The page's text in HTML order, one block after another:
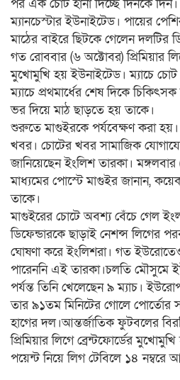
পর এক চোট হানা দিচ্ছে দিনকে
ম্যানচেস্টার ইউনাইটেড। পায়ের
মাঠের বাইরে ছিটকে গেলেন দলটির
গত রোববার (৬ অক্টোবর) প্রিমিয়ার
মুখোমুখি হয় ইউনাইটেড। ম্যাচে
ম্যাচে প্রথমার্ধের শেষ দিকে
ভর দিয়ে মাঠ ছাড়তে হয় তাকে।
শুরুতে মাগুইরকে পর্যবেক্ষণ করা
খবর। চোটের খবর সামাজিক
জানিয়েছেন ইংলিশ তারকা।
মাধ্যমের পোস্টে মাগুইর জানান,
তাকে।
মাগুইরের চোটে অবশ্য বেঁচে গেল
ডিফেন্ডারকে ছাড়াই নেশন্স লিগের
ঘোষণা করে ইংলিশরা। গত
পারেননি এই তারকা।চলতি মৌসুমে
পর্যন্ত তিনি খেলেছেন ৯ ম্যাচ।
তার ৯১তম মিনিটের গোলে পোর্তোর
হাগের দল।আন্তর্জাতিক ফুটবলের
প্রিমিয়ার লিগে ব্রেন্টফোর্ডের
পয়েন্ট নিয়ে লিগ টেবিলে ১৪ নম্বরে